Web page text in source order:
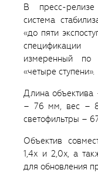
В пресс-
система
«до пяти
измеренный по
«четыре ступени».
Длина
– 76 мм, вес –
светофильтры –
Объектив
1,4х и 2,0x, а
для обновления